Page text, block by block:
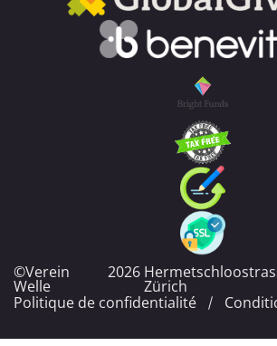
©Verein
Welle
2026
Zürich
Politique de confidentialité